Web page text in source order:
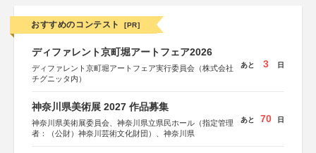
おすすめのコンテスト [PR]
ディファレント京町堀アートフェア2026
ディファレント京町堀アートフェア実行委員会（株式会社
チグニッタ内）
あと 3 日
神奈川県美術展 2027 作品募集
神奈川県美術展委員会、神奈川県立県民ホール（指定管理
者：（公財）神奈川芸術文化財団）、神奈川県
あと 70 日